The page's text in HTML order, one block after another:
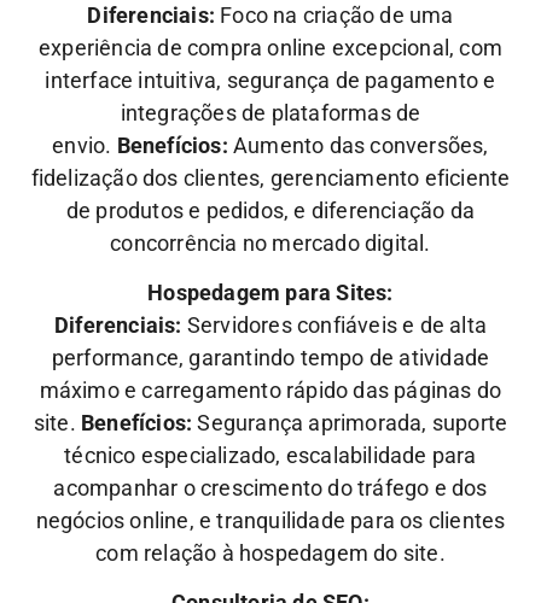
Diferenciais: Foco na criação de uma
experiência de compra online excepcional, com
interface intuitiva, segurança de pagamento e
integrações de plataformas de
envio. Benefícios: Aumento das conversões,
fidelização dos clientes, gerenciamento eficiente
de produtos e pedidos, e diferenciação da
concorrência no mercado digital.
Hospedagem para Sites:
Diferenciais: Servidores confiáveis e de alta
performance, garantindo tempo de atividade
máximo e carregamento rápido das páginas do
site. Benefícios: Segurança aprimorada, suporte
técnico especializado, escalabilidade para
acompanhar o crescimento do tráfego e dos
negócios online, e tranquilidade para os clientes
com relação à hospedagem do site.